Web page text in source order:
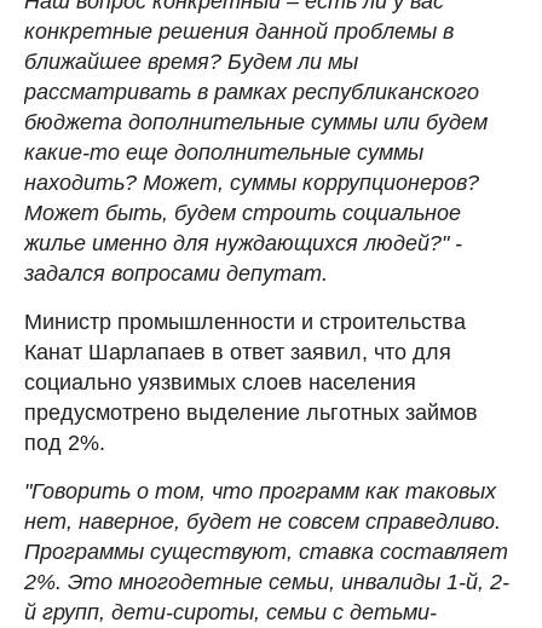
конкретные решения данной проблемы в
ближайшее время? Будем ли мы
рассматривать в рамках республиканского
бюджета дополнительные суммы или будем
какие-то еще дополнительные суммы
находить? Может, суммы коррупционеров?
Может быть, будем строить социальное
жилье именно для нуждающихся людей?" -
задался вопросами депутат.
Министр промышленности и строительства
Канат Шарлапаев в ответ заявил, что для
социально уязвимых слоев населения
предусмотрено выделение льготных займов
под 2%.
"Говорить о том, что программ как таковых
нет, наверное, будет не совсем справедливо.
Программы существуют, ставка составляет
2%. Это многодетные семьи, инвалиды 1-й, 2-
й групп, дети-сироты, семьи с детьми-